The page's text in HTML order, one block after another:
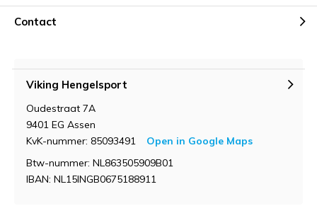
Contact
Viking Hengelsport
Oudestraat 7A
9401 EG Assen
KvK-nummer: 85093491
Open in Google Maps
Btw-nummer: NL863505909B01
IBAN: NL15INGB0675188911